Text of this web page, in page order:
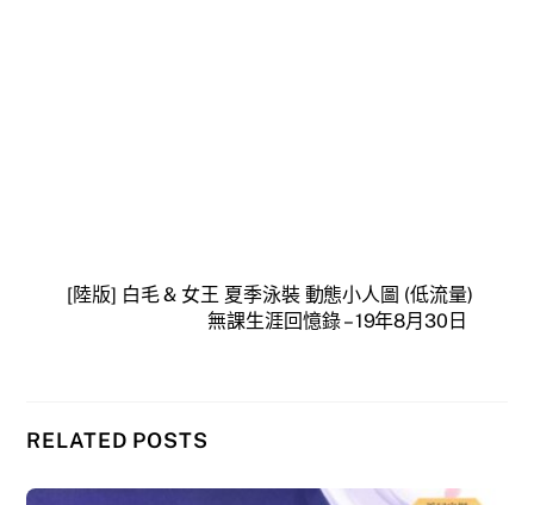
[陸版] 白毛 & 女王 夏季泳裝 動態小人圖 (低流量)
無課生涯回憶錄 – 19年8月30日
RELATED POSTS